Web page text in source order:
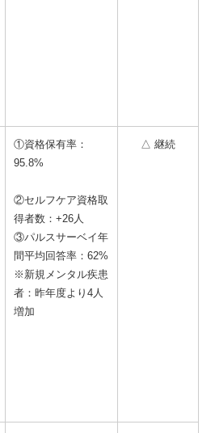
①資格保有率：
95.8%
②セルフケア資格取
得者数：+26人
③パルスサーベイ年
間平均回答率：62%
※新規メンタル疾患
者：昨年度より4人
増加
△ 継続